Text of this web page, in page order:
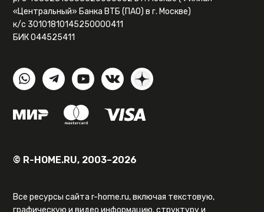
«Центральный» Банка ВТБ (ПАО) в г. Москве)
к/с 30101810145250000411
БИК 044525411
© R-HOME.RU, 2003–2026
Все ресурсы сайта r-home.ru, включая текстовую,
графическую и видео информацию, структуру и